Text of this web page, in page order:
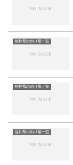
福井県の釣り場一覧
福井県の釣り場一覧
福井県の釣り場一覧